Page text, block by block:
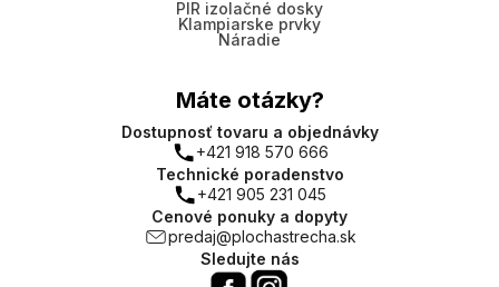
PIR izolačné dosky
Klampiarske prvky
Náradie
Máte otázky?
Dostupnosť tovaru a objednávky
+421 918 570 666
Technické poradenstvo
+421 905 231 045
Cenové ponuky a dopyty
predaj@plochastrecha.sk
Sledujte nás